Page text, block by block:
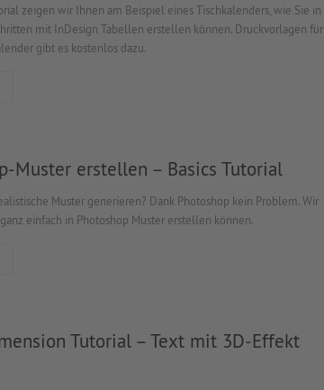
zeigen wir Ihnen am Beispiel eines Tischkalenders, wie Sie in
mit InDesign Tabellen erstellen können. Druckvorlagen für
gibt es kostenlos dazu.
Muster erstellen – Basics Tutorial
Muster generieren? Dank Photoshop kein Problem. Wir
einfach in Photoshop Muster erstellen können.
Tutorial – Text mit 3D-Effekt